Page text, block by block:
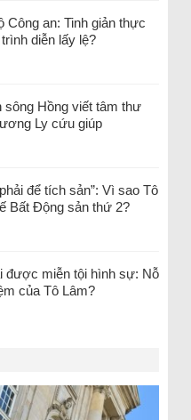
Công an: Tinh giản thực
diễn lấy lệ?
sông Hồng viết tâm thư
Ly cứu giúp
để tích sản”: Vì sao Tô
Bất Động sản thứ 2?
được miễn tội hình sự: Nỗ
của Tô Lâm?